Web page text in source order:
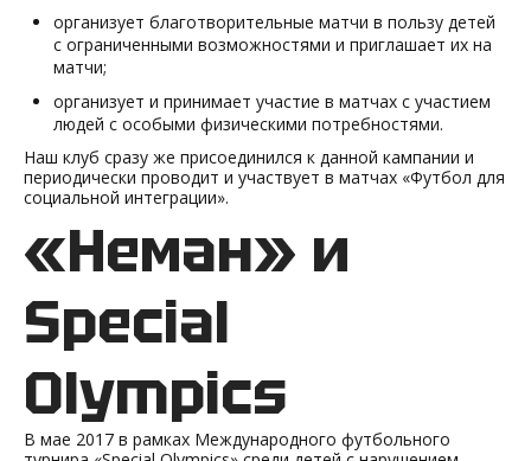
организует благотворительные матчи в пользу детей
с ограниченными возможностями и приглашает их на
матчи;
организует и принимает участие в матчах с участием
людей с особыми физическими потребностями.
Наш клуб сразу же присоединился к данной кампании и
периодически проводит и участвует в матчах «Футбол для
социальной интеграции».
«Неман» и
Special
Olympics
В мае 2017 в рамках Международного футбольного